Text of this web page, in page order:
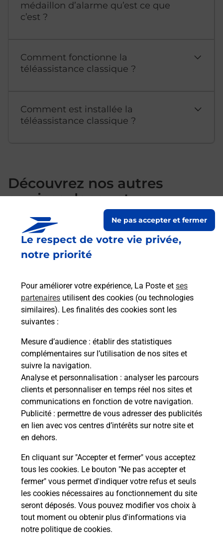
Le respect de votre vie privée,
notre priorité
Pour améliorer votre expérience, La Poste et ses
partenaires utilisent des cookies (ou technologies
similaires). Les finalités des cookies sont les
suivantes :
Mesure d’audience : établir des statistiques
complémentaires sur l’utilisation de nos sites et
suivre la navigation.
Analyse et personnalisation : analyser les parcours
clients et personnaliser en temps réel nos sites et
communications en fonction de votre navigation.
Publicité : permettre de vous adresser des publicités
en lien avec vos centres d’intérêts sur notre site et
en dehors.
En cliquant sur "Accepter et fermer" vous acceptez
tous les cookies. Le bouton "Ne pas accepter et
fermer" vous permet d'indiquer votre refus et seuls
les cookies nécessaires au fonctionnement du site
seront déposés. Vous pouvez modifier vos choix à
tout moment ou obtenir plus d'informations via
notre politique de cookies.
Ne pas accepter et fermer
médaillon d’alarme qu’est ce que
c’est ?
Comment fonctionne la
téléassistance classique ?
Comment est installée la
téléassistance classique ?
Découvrez nos autres
services dans votre
commune Fonsorbes
S'inscrire au code de la route
Vous cherchez à passer votre code de la route auto
ou moto dans la commune Fonsorbes ? Découvrez
toutes nos solutions.
En savoir plus
Localiser Liste
Liste - téléassistance
Haute-Garonne - téléassistance
Fonsorbes - téléassistance